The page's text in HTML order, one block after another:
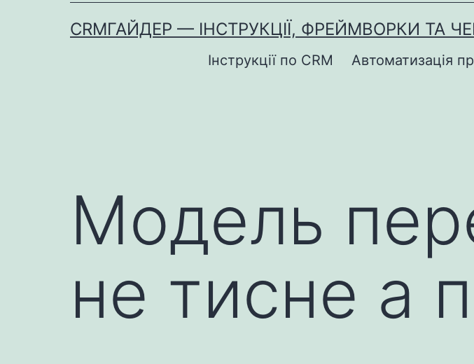
CRMГАЙДЕР — ІНСТРУКЦІЇ, ФРЕЙМВОРКИ ТА
Інструкції по CRM Автоматизація
Модель
не тисне а